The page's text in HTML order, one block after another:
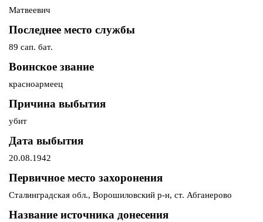
Матвеевич
Последнее место службы
89 сап. бат.
Воинское звание
красноармеец
Причина выбытия
убит
Дата выбытия
20.08.1942
Первичное место захоронения
Сталинградская обл., Ворошиловский р-н, ст. Абганерово
Название источника донесения